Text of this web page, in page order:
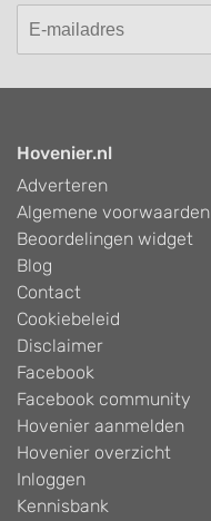
Hovenier.nl
Adverteren
Algemene voorwaarden
Beoordelingen widget
Blog
Contact
Cookiebeleid
Disclaimer
Facebook
Facebook community
Hovenier aanmelden
Hovenier overzicht
Inloggen
Kennisbank